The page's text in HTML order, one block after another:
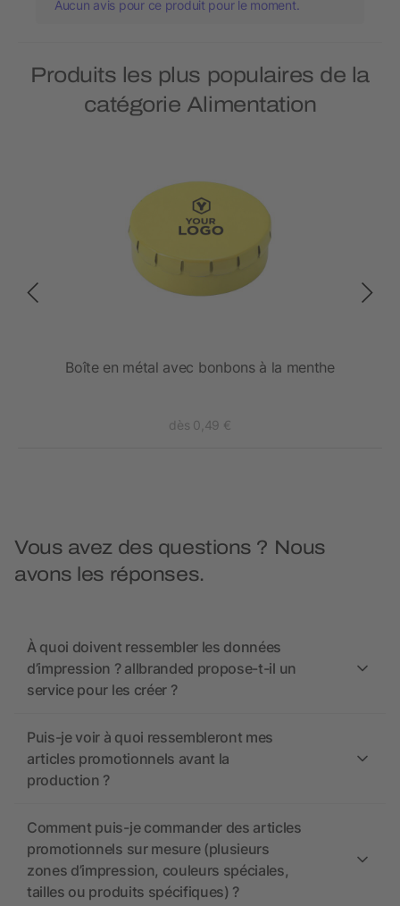
Aucun avis pour ce produit pour le moment.
Produits les plus populaires de la
catégorie Alimentation
Boîte en métal avec bonbons à la menthe
dès 0,49 €
Vous avez des questions ? Nous
avons les réponses.
À quoi doivent ressembler les données
d’impression ? allbranded propose-t-il un
service pour les créer ?
Puis-je voir à quoi ressembleront mes
articles promotionnels avant la
production ?
Comment puis-je commander des articles
promotionnels sur mesure (plusieurs
zones d’impression, couleurs spéciales,
tailles ou produits spécifiques) ?